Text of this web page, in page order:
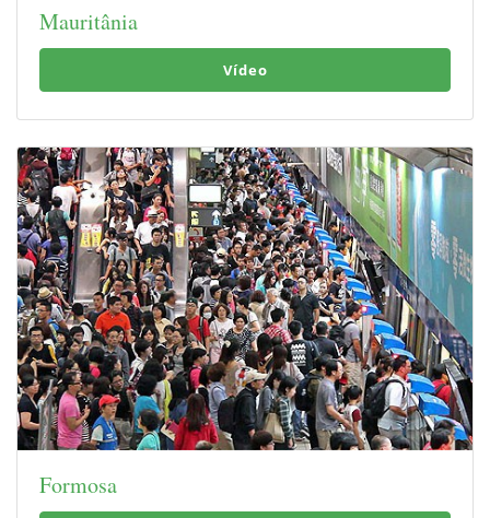
Mauritânia
Vídeo
Formosa